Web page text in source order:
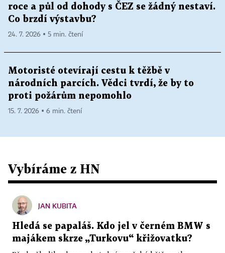
roce a půl od dohody s ČEZ se žádný nestaví.
Co brzdí výstavbu?
24. 7. 2026 ▪ 5 min. čtení
Motoristé otevírají cestu k těžbě v
národních parcích. Vědci tvrdí, že by to
proti požárům nepomohlo
15. 7. 2026 ▪ 6 min. čtení
Vybíráme z HN
JAN KUBITA
Hledá se papaláš. Kdo jel v černém BMW s
majákem skrze „Turkovu“ křižovatku?